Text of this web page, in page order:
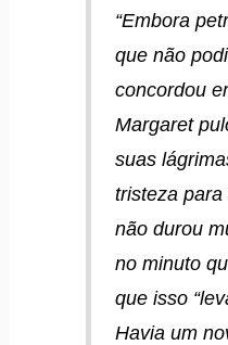
“Embora
que não
concordou
Margaret
suas
tristeza
não durou
no minuto
que isso
Havia um